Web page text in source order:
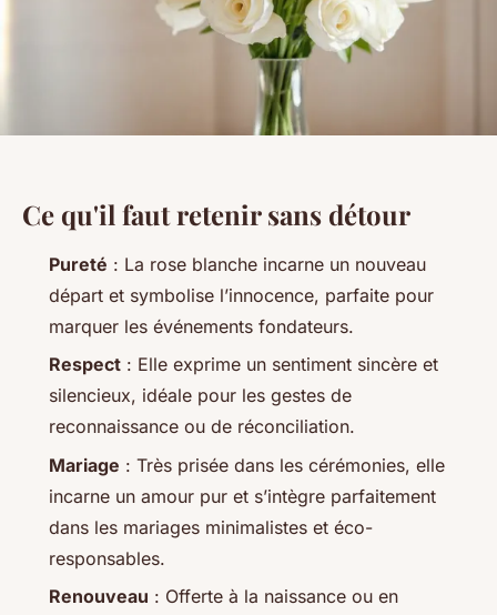
Ce qu'il faut retenir sans détour
Pureté : La rose blanche incarne un nouveau
départ et symbolise l’innocence, parfaite pour
marquer les événements fondateurs.
Respect : Elle exprime un sentiment sincère et
silencieux, idéale pour les gestes de
reconnaissance ou de réconciliation.
Mariage : Très prisée dans les cérémonies, elle
incarne un amour pur et s’intègre parfaitement
dans les mariages minimalistes et éco-
responsables.
Renouveau : Offerte à la naissance ou en